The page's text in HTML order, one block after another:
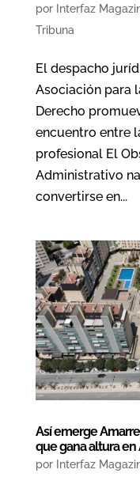
por Interfaz
Tribuna
El despacho
Asociación para
Derecho
encuentro entre
profesional El
Administrativo
convertirse en...
Así emerge
que gana altura en
por Interfaz